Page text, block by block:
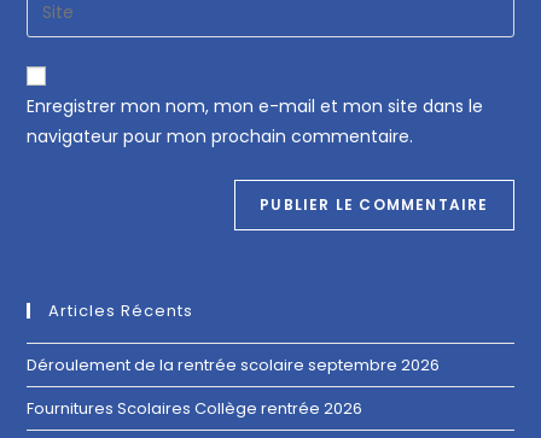
Enregistrer mon nom, mon e-mail et mon site dans le
navigateur pour mon prochain commentaire.
Articles Récents
Déroulement de la rentrée scolaire septembre 2026
Fournitures Scolaires Collège rentrée 2026